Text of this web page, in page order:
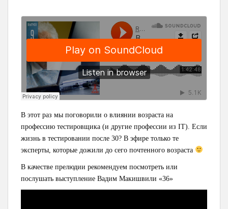
В этот раз мы поговорили о влиянии возраста на
профессию тестировщика (и другие профессии из IT). Если
жизнь в тестировании после 30? В эфире только те
эксперты, которые дожили до сего почтенного возраста
В качестве прелюдии рекомендуем посмотреть или
послушать выступление Вадим Макишвили «36»